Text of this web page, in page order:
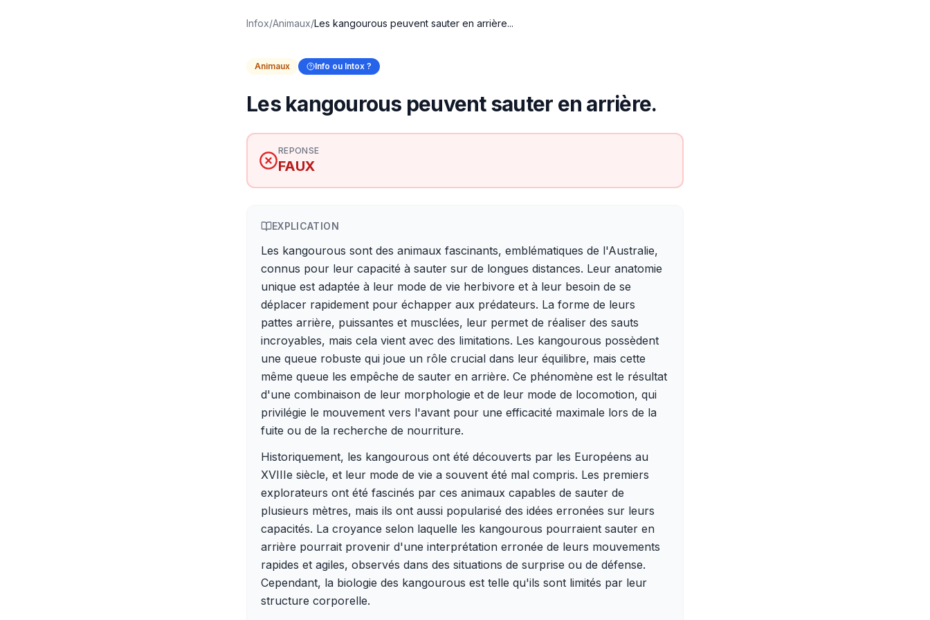
Infox/Animaux/Les kangourous peuvent sauter en arrière...
Animaux Info ou Intox ?
Les kangourous peuvent sauter en arrière.
REPONSE
FAUX
EXPLICATION
Les kangourous sont des animaux fascinants, emblématiques de l'Australie,
connus pour leur capacité à sauter sur de longues distances. Leur anatomie
unique est adaptée à leur mode de vie herbivore et à leur besoin de se
déplacer rapidement pour échapper aux prédateurs. La forme de leurs
pattes arrière, puissantes et musclées, leur permet de réaliser des sauts
incroyables, mais cela vient avec des limitations. Les kangourous possèdent
une queue robuste qui joue un rôle crucial dans leur équilibre, mais cette
même queue les empêche de sauter en arrière. Ce phénomène est le résultat
d'une combinaison de leur morphologie et de leur mode de locomotion, qui
privilégie le mouvement vers l'avant pour une efficacité maximale lors de la
fuite ou de la recherche de nourriture.
Historiquement, les kangourous ont été découverts par les Européens au
XVIIIe siècle, et leur mode de vie a souvent été mal compris. Les premiers
explorateurs ont été fascinés par ces animaux capables de sauter de
plusieurs mètres, mais ils ont aussi popularisé des idées erronées sur leurs
capacités. La croyance selon laquelle les kangourous pourraient sauter en
arrière pourrait provenir d'une interprétation erronée de leurs mouvements
rapides et agiles, observés dans des situations de surprise ou de défense.
Cependant, la biologie des kangourous est telle qu'ils sont limités par leur
structure corporelle.